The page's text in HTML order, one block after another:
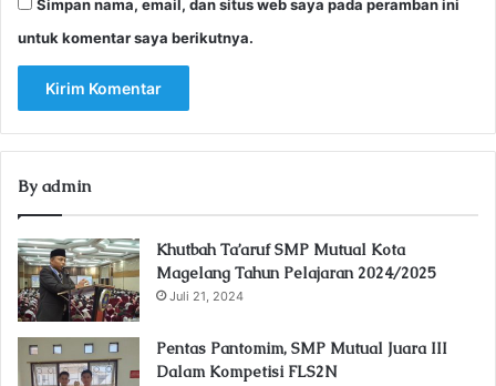
Simpan nama, email, dan situs web saya pada peramban ini
untuk komentar saya berikutnya.
By admin
Khutbah Ta’aruf SMP Mutual Kota
Magelang Tahun Pelajaran 2024/2025
Juli 21, 2024
Pentas Pantomim, SMP Mutual Juara III
Dalam Kompetisi FLS2N